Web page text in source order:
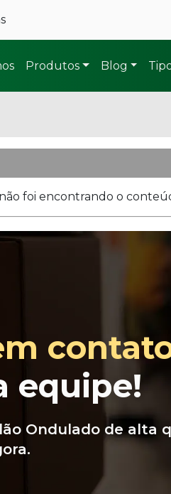
Produtos Blog
foi encontrando o
equipe!
Ondulado de alta